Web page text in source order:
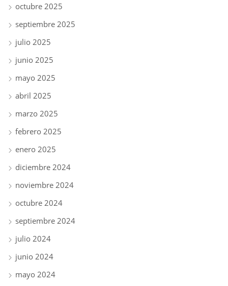
octubre 2025
septiembre 2025
julio 2025
junio 2025
mayo 2025
abril 2025
marzo 2025
febrero 2025
enero 2025
diciembre 2024
noviembre 2024
octubre 2024
septiembre 2024
julio 2024
junio 2024
mayo 2024